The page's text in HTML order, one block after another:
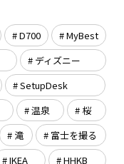
D700
MyBest
ディズニー
SetupDesk
温泉
桜
滝
富士を撮る
IKEA HHKB